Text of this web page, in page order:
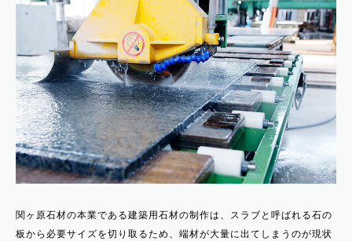
関ヶ原石材の本業である建築用石材の制作は、スラブと呼ばれる石の
板から必要サイズを切り取るため、端材が大量に出てしまうのが現状